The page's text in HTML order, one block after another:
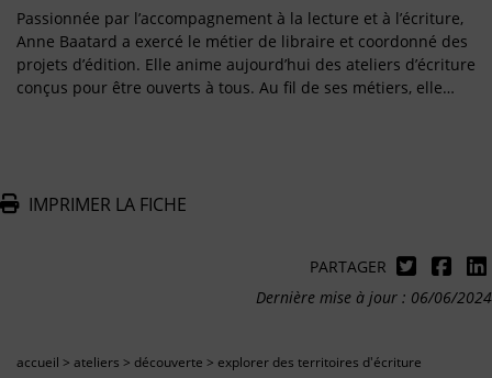
Passionnée par l’accompagnement à la lecture et à l’écriture,
Anne Baatard a exercé le métier de libraire et coordonné des
projets d’édition. Elle anime aujourd’hui des ateliers d’écriture
conçus pour être ouverts à tous. Au fil de ses métiers, elle…
IMPRIMER LA FICHE
PARTAGER
Dernière mise à jour : 06/06/2024
accueil > ateliers > découverte > explorer des territoires d'écriture